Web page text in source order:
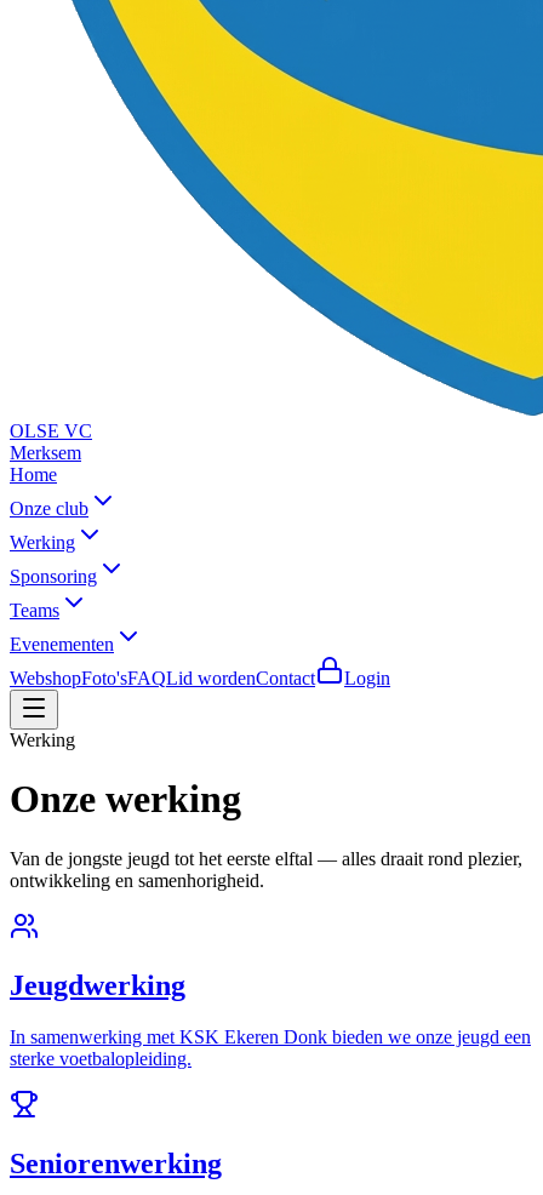
OLSE VC
Merksem
Home
Onze club
Werking
Sponsoring
Teams
Evenementen
WebshopFoto'sFAQLid wordenContact Login
Werking
Onze werking
Van de jongste jeugd tot het eerste elftal — alles draait rond plezier,
ontwikkeling en samenhorigheid.
Jeugdwerking
In samenwerking met KSK Ekeren Donk bieden we onze jeugd een
sterke voetbalopleiding.
Seniorenwerking